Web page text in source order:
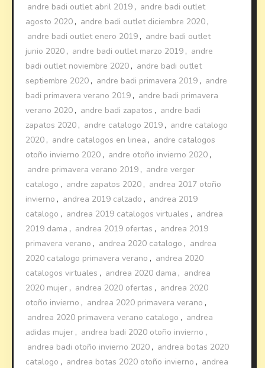
andre badi outlet abril 2019 , andre badi outlet
agosto 2020 , andre badi outlet diciembre 2020 ,
andre badi outlet enero 2019 , andre badi outlet
junio 2020 , andre badi outlet marzo 2019 , andre
badi outlet noviembre 2020 , andre badi outlet
septiembre 2020 , andre badi primavera 2019 , andre
badi primavera verano 2019 , andre badi primavera
verano 2020 , andre badi zapatos , andre badi
zapatos 2020 , andre catalogo 2019 , andre catalogo
2020 , andre catalogos en linea , andre catalogos
otoño invierno 2020 , andre otoño invierno 2020 ,
andre primavera verano 2019 , andre verger
catalogo , andre zapatos 2020 , andrea 2017 otoño
invierno , andrea 2019 calzado , andrea 2019
catalogo , andrea 2019 catalogos virtuales , andrea
2019 dama , andrea 2019 ofertas , andrea 2019
primavera verano , andrea 2020 catalogo , andrea
2020 catalogo primavera verano , andrea 2020
catalogos virtuales , andrea 2020 dama , andrea
2020 mujer , andrea 2020 ofertas , andrea 2020
otoño invierno , andrea 2020 primavera verano ,
andrea 2020 primavera verano catalogo , andrea
adidas mujer , andrea badi 2020 otoño invierno ,
andrea badi otoño invierno 2020 , andrea botas 2020
catalogo , andrea botas 2020 otoño invierno , andrea